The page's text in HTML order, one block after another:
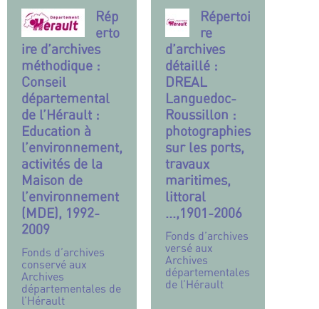
Rép
erto
ire d’archives
méthodique :
Conseil
départemental
de l’Hérault :
Education à
l’environnement,
activités de la
Maison de
l’environnement
(MDE), 1992-
2009
Fonds d’archives
conservé aux
Archives
départementales de
l’Hérault
Répertoi
re
d’archives
détaillé :
DREAL
Languedoc-
Roussillon :
photographies
sur les ports,
travaux
maritimes,
littoral
...,1901-2006
Fonds d’archives
versé aux
Archives
départementales
de l’Hérault